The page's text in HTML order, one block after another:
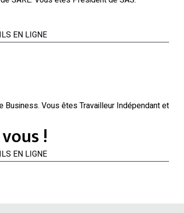
LIGNE
Business. Vous êtes Travailleur Indépendant et
!
LIGNE